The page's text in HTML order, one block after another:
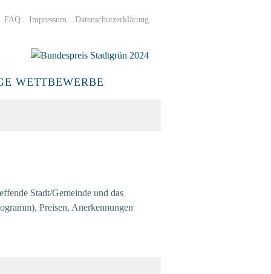
FAQ Impressum Datenschutzerklärung
Stadtgrün
WETTBEWERBE
Stadt/Gemeinde und das
Preisen, Anerkennungen